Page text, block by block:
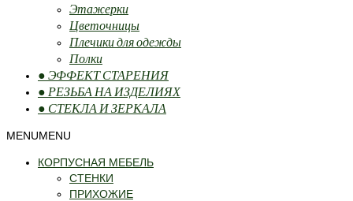
Этажерки
Цветочницы
Плечики для одежды
Полки
● ЭФФЕКТ СТАРЕНИЯ
● РЕЗЬБА НА ИЗДЕЛИЯХ
● СТЕКЛА И ЗЕРКАЛА
MENUMENU
КОРПУСНАЯ МЕБЕЛЬ
СТЕНКИ
ПРИХОЖИЕ